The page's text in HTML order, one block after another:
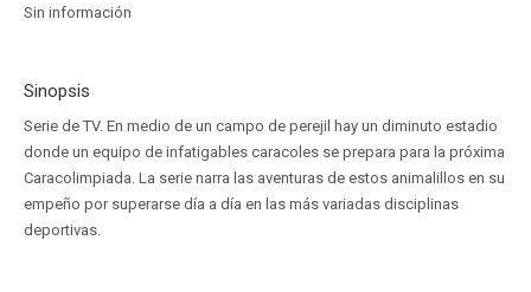
Sin información
Sinopsis
Serie de TV. En medio de un campo de perejil hay un diminuto estadio
donde un equipo de infatigables caracoles se prepara para la próxima
Caracolimpiada. La serie narra las aventuras de estos animalillos en su
empeño por superarse día a día en las más variadas disciplinas
deportivas.